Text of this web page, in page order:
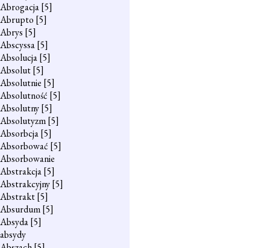
Abrogacja[5]
Abrupto [5]
Abrys [5]
Abscyssa[5]
Absolucja[5]
Absolut[5]
Absolutnie [5]
Absolutność [5]
Absolutny[5]
Absolutyzm[5]
Absorbcja[5]
Absorbować [5]
Absorbowanie
Abstrakcja[5]
Abstrakcyjny[5]
Abstrakt[5]
Absurdum[5]
Absyda[5]
absydy